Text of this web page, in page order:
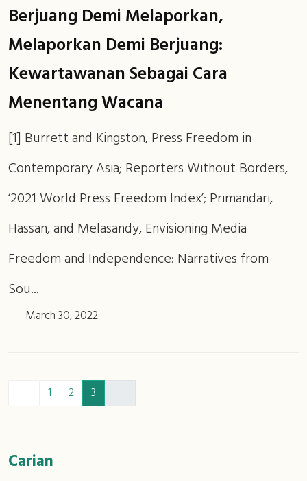
Berjuang Demi Melaporkan,
Melaporkan Demi Berjuang:
Kewartawanan Sebagai Cara
Menentang Wacana
[1] Burrett and Kingston, Press Freedom in
Contemporary Asia; Reporters Without Borders,
‘2021 World Press Freedom Index’; Primandari,
Hassan, and Melasandy, Envisioning Media
Freedom and Independence: Narratives from
Sou...
March 30, 2022
1 2 3
Carian